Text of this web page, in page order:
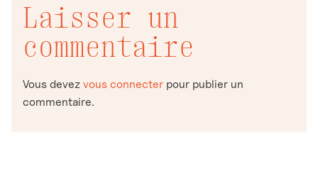
Laisser un
commentaire
Vous devez vous connecter pour publier un
commentaire.